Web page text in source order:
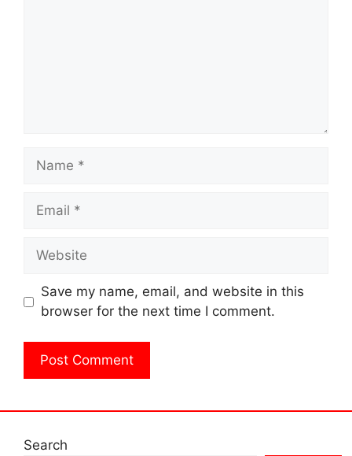
Name
Email
Website
Save my name, email, and website in this
browser for the next time I comment.
Search